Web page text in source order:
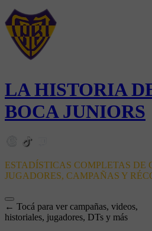
LA HISTORIA
BOCA JUNIORS
ESTADÍSTICAS COMPLETAS DE
JUGADORES, CAMPAÑAS Y
← Tocá para ver campañas, videos,
historiales, jugadores, DTs y más